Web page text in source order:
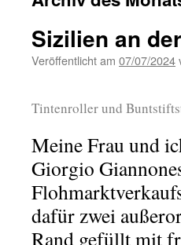
Sizilien an
Veröffentlicht am 07/07/2024
Tintenroller und
Meine Frau und
Giorgio
dafür zwei
Rand gefüllt mit